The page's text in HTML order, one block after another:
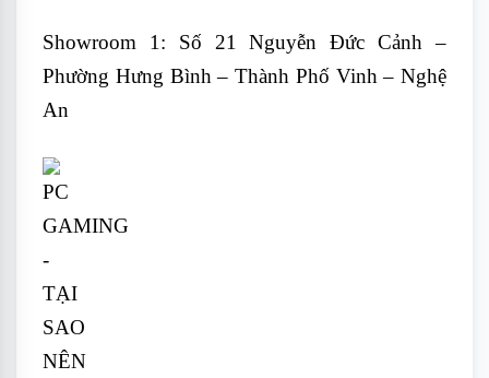
Showroom 1: Số 21 Nguyễn Đức Cảnh –
Phường Hưng Bình – Thành Phố Vinh – Nghệ
An